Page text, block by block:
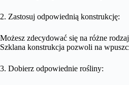
2. Zastosuj odpowiednią konstrukcję:
Możesz zdecydować się na różne
Szklana konstrukcja pozwoli na
3. Dobierz odpowiednie rośliny: